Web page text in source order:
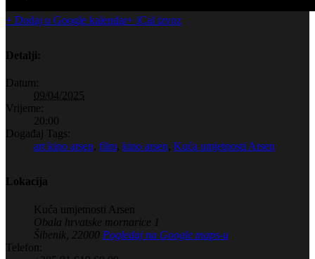
+ Dodaj u Google kalendar+ iCal izvoz
Detalji:
Datum:
09/04/2025
Vrijeme:
20:00
Događaj Tags:
art kino arsen, film, kino arsen, Kuća umjetnosti Arsen
Lokacija
Kuća umjetnosti Arsen
Obala hrvatske mornarice 1
Šibenik
22000 Pogledaj na Google maps-u
Telefon: